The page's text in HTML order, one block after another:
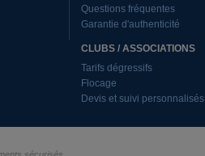
Questions fréquentes
Garantie d'authenticité
CLUBS / ASSOCIATIONS
Tarifs dégressifs
Flocage
Devis et suivi personnalisés